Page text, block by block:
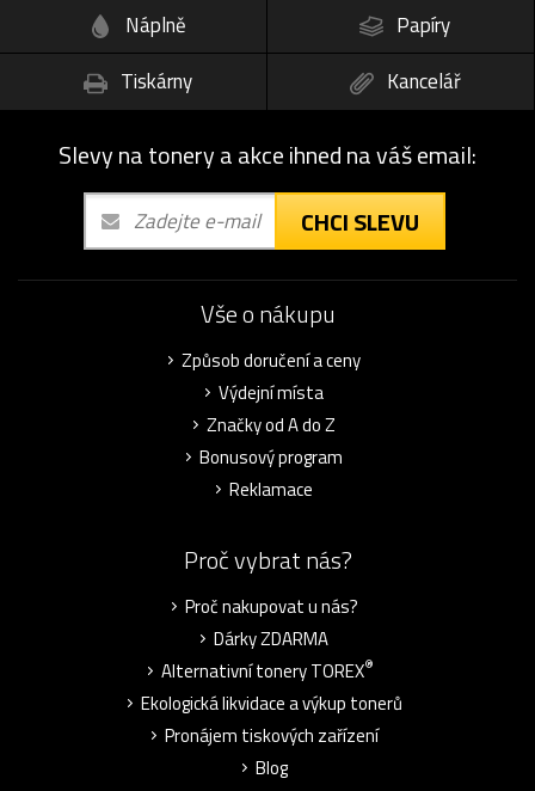
Náplně
Papíry
Tiskárny
Kancelář
Slevy na tonery a akce ihned na váš email:
CHCI SLEVU
Vše o nákupu
Způsob doručení a ceny
Výdejní místa
Značky od A do Z
Bonusový program
Reklamace
Proč vybrat nás?
Proč nakupovat u nás?
Dárky ZDARMA
Alternativní tonery TOREX®
Ekologická likvidace a výkup tonerů
Pronájem tiskových zařízení
Blog